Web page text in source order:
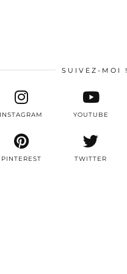
SUIVEZ-MOI !
TWITTER
INSTAGRAM
PINTEREST
YOUTUBE